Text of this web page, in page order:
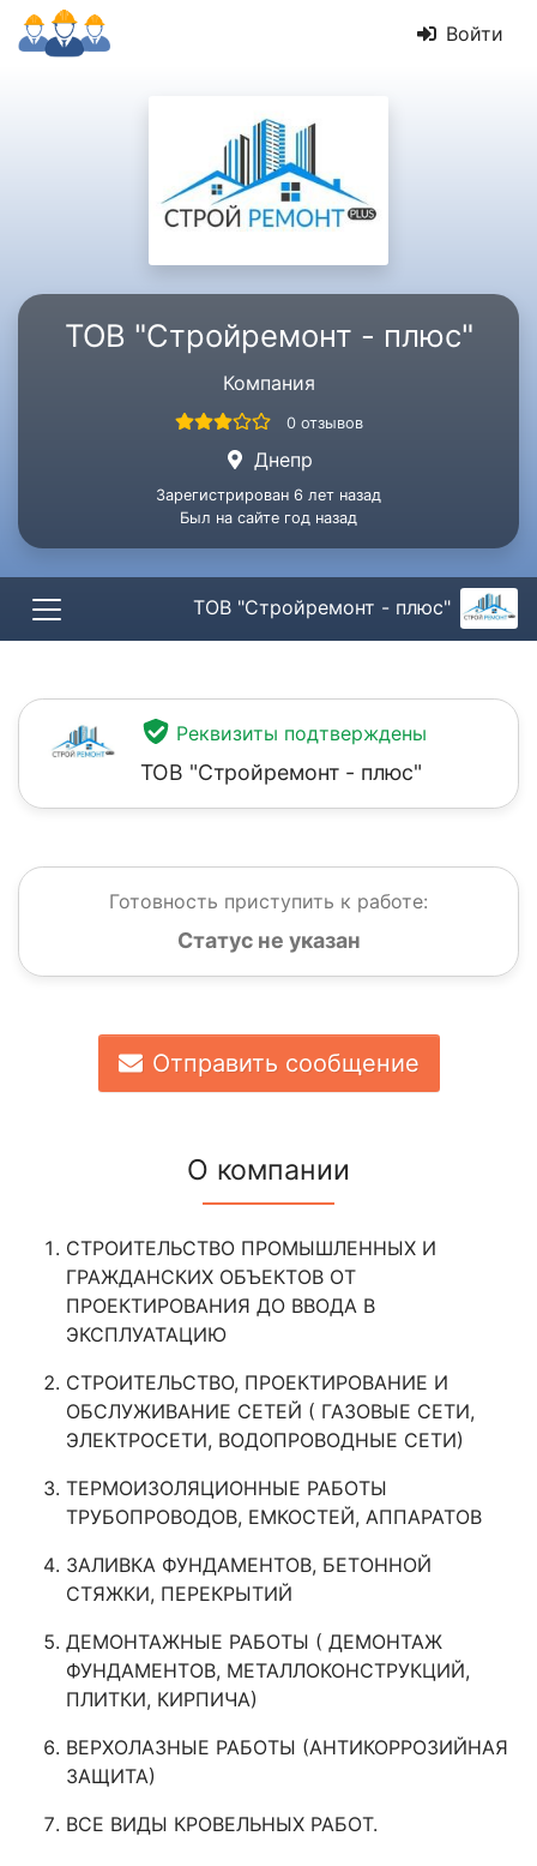
Войти
ТОВ "Стройремонт - плюс"
Компания
0 отзывов
Днепр
Зарегистрирован 6 лет назад
Был на сайте год назад
ТОВ "Стройремонт - плюс"
Реквизиты подтверждены
ТОВ "Стройремонт - плюс"
Готовность приступить к работе:
Статус не указан
Отправить сообщение
О компании
СТРОИТЕЛЬСТВО ПРОМЫШЛЕННЫХ И
ГРАЖДАНСКИХ ОБЪЕКТОВ ОТ
ПРОЕКТИРОВАНИЯ ДО ВВОДА В
ЭКСПЛУАТАЦИЮ
СТРОИТЕЛЬСТВО, ПРОЕКТИРОВАНИЕ И
ОБСЛУЖИВАНИЕ СЕТЕЙ ( ГАЗОВЫЕ СЕТИ,
ЭЛЕКТРОСЕТИ, ВОДОПРОВОДНЫЕ СЕТИ)
ТЕРМОИЗОЛЯЦИОННЫЕ РАБОТЫ
ТРУБОПРОВОДОВ, ЕМКОСТЕЙ, АППАРАТОВ
ЗАЛИВКА ФУНДАМЕНТОВ, БЕТОННОЙ
СТЯЖКИ, ПЕРЕКРЫТИЙ
ДЕМОНТАЖНЫЕ РАБОТЫ ( ДЕМОНТАЖ
ФУНДАМЕНТОВ, МЕТАЛЛОКОНСТРУКЦИЙ,
ПЛИТКИ, КИРПИЧА)
ВЕРХОЛАЗНЫЕ РАБОТЫ (АНТИКОРРОЗИЙНАЯ
ЗАЩИТА)
ВСЕ ВИДЫ КРОВЕЛЬНЫХ РАБОТ.